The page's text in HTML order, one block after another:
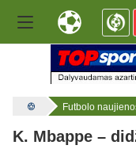
Futbolo
K. Mbappe –